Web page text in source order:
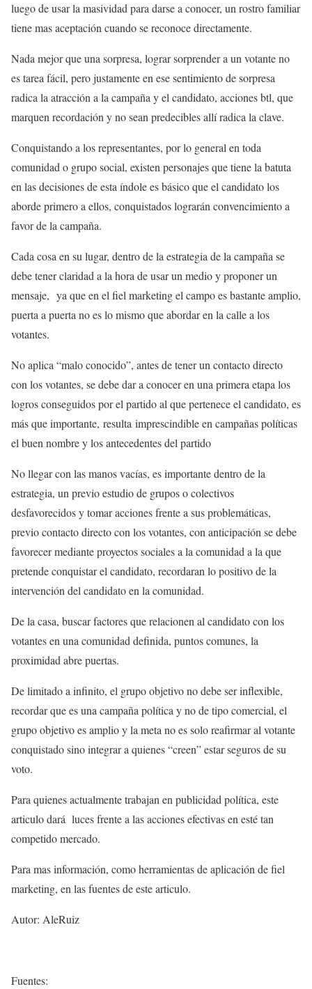
luego de usar la masividad para darse a conocer, un rostro familiar
tiene mas aceptación cuando se reconoce directamente.
Nada mejor que una sorpresa, lograr sorprender a un votante no
es tarea fácil, pero justamente en ese sentimiento de sorpresa
radica la atracción a la campaña y el candidato, acciones btl, que
marquen recordación y no sean predecibles allí radica la clave.
Conquistando a los representantes, por lo general en toda
comunidad o grupo social, existen personajes que tiene la batuta
en las decisiones de esta índole es básico que el candidato los
aborde primero a ellos, conquistados lograrán convencimiento a
favor de la campaña.
Cada cosa en su lugar, dentro de la estrategia de la campaña se
debe tener claridad a la hora de usar un medio y proponer un
mensaje, ya que en el fiel marketing el campo es bastante amplio,
puerta a puerta no es lo mismo que abordar en la calle a los
votantes.
No aplica “malo conocido”, antes de tener un contacto directo
con los votantes, se debe dar a conocer en una primera etapa los
logros conseguidos por el partido al que pertenece el candidato, es
más que importante, resulta imprescindible en campañas políticas
el buen nombre y los antecedentes del partido
No llegar con las manos vacías, es importante dentro de la
estrategia, un previo estudio de grupos o colectivos
desfavorecidos y tomar acciones frente a sus problemáticas,
previo contacto directo con los votantes, con anticipación se debe
favorecer mediante proyectos sociales a la comunidad a la que
pretende conquistar el candidato, recordaran lo positivo de la
intervención del candidato en la comunidad.
De la casa, buscar factores que relacionen al candidato con los
votantes en una comunidad definida, puntos comunes, la
proximidad abre puertas.
De limitado a infinito, el grupo objetivo no debe ser inflexible,
recordar que es una campaña política y no de tipo comercial, el
grupo objetivo es amplio y la meta no es solo reafirmar al votante
conquistado sino integrar a quienes “creen” estar seguros de su
voto.
Para quienes actualmente trabajan en publicidad política, este
articulo dará luces frente a las acciones efectivas en esté tan
competido mercado.
Para mas información, como herramientas de aplicación de fiel
marketing, en las fuentes de este articulo.
Autor: AleRuiz
Fuentes: